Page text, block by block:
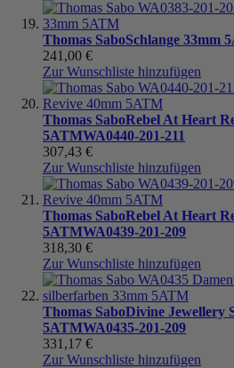
Thomas SaboSchlange 33mm
241,00 €
Zur Wunschliste hinzufügen
Thomas SaboRebel At Heart
5ATMWA0440-201-211
307,43 €
Zur Wunschliste hinzufügen
Thomas SaboRebel At Heart
5ATMWA0439-201-209
318,30 €
Zur Wunschliste hinzufügen
Thomas SaboDivine Jewellery
5ATMWA0435-201-209
331,17 €
Zur Wunschliste hinzufügen